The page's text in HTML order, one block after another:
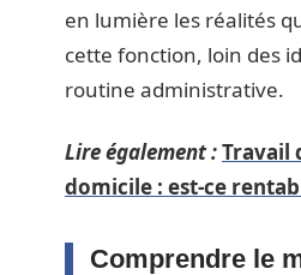
en lumière les réalités
cette fonction, loin des
routine administrative.
Lire également :Travail
domicile : est-ce
Comprendre le